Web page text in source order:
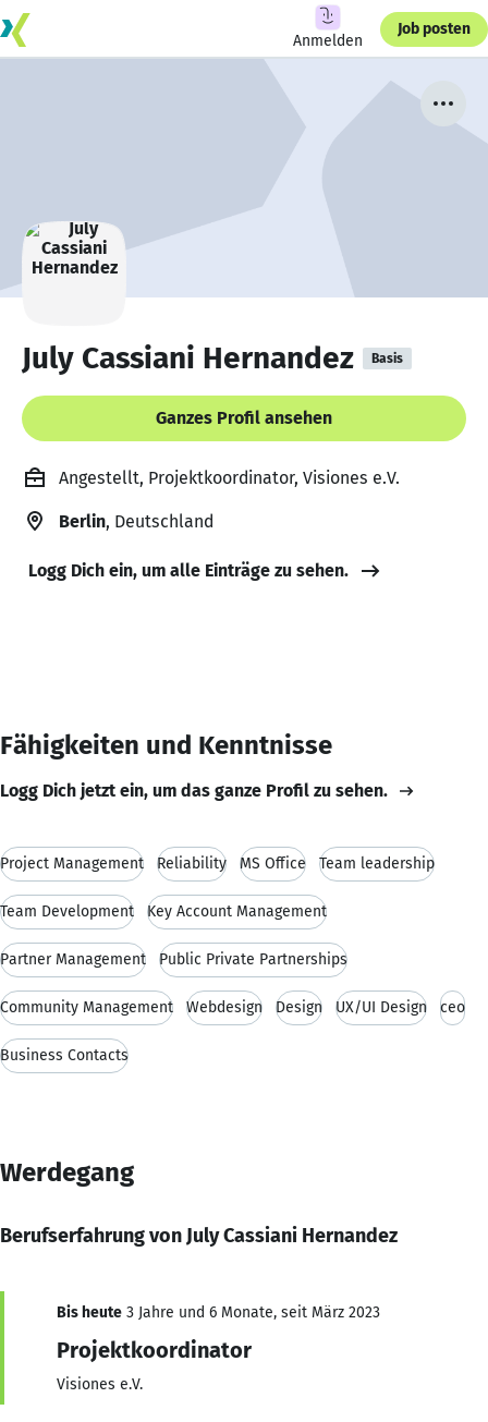
Anmelden
Job posten
July Cassiani Hernandez Basis
Ganzes Profil ansehen
Angestellt, Projektkoordinator, Visiones e.V.
Berlin, Deutschland
Logg Dich ein, um alle Einträge zu sehen.
Fähigkeiten und Kenntnisse
Logg Dich jetzt ein, um das ganze Profil zu sehen.
Project Management Reliability MS Office Team leadership
Team Development Key Account Management
Partner Management Public Private Partnerships
Community Management Webdesign Design UX/UI Design ceo
Business Contacts
Werdegang
Berufserfahrung von July Cassiani Hernandez
Bis heute 3 Jahre und 6 Monate, seit März 2023
Projektkoordinator
Visiones e.V.